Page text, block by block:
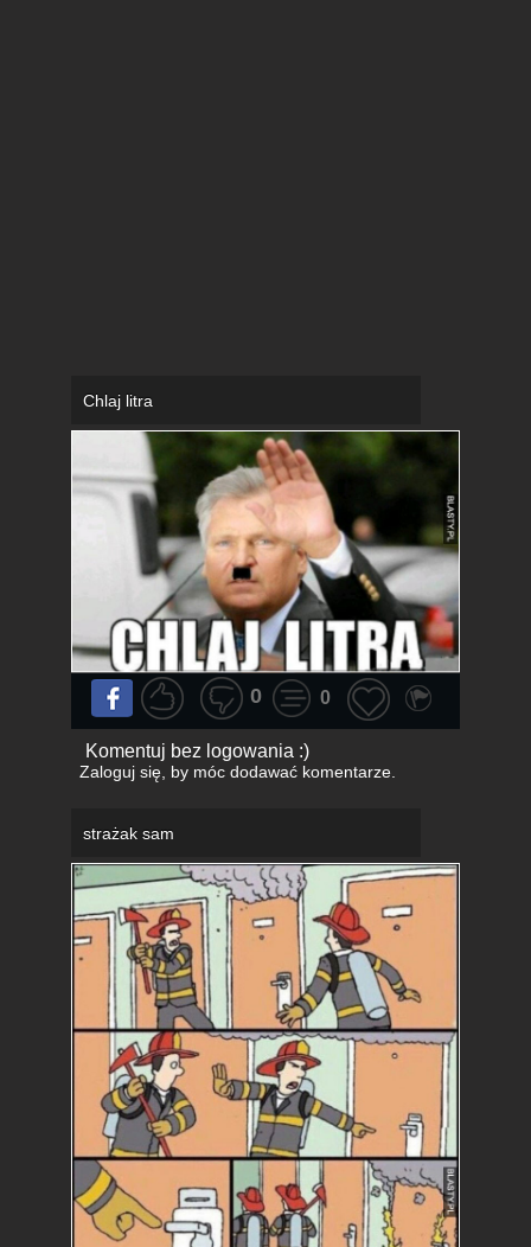
Chlaj litra
0 0
Komentuj bez logowania :)
Zaloguj się, by móc dodawać komentarze.
strażak sam